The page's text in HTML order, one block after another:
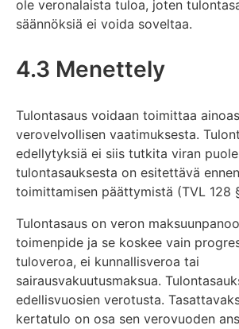
ole veronalaista tuloa, joten
säännöksiä ei voida soveltaa.
4.3 Menettely
Tulontasaus voidaan toimittaa
verovelvollisen vaatimuksesta.
edellytyksiä ei siis tutkita viran
tulontasauksesta on esitettävä
toimittamisen päättymistä (TVL 128
Tulontasaus on veron
toimenpide ja se koskee vain
tuloveroa, ei kunnallisveroa tai
sairausvakuutusmaksua.
edellisvuosien verotusta.
kertatulo on osa sen verovuoden